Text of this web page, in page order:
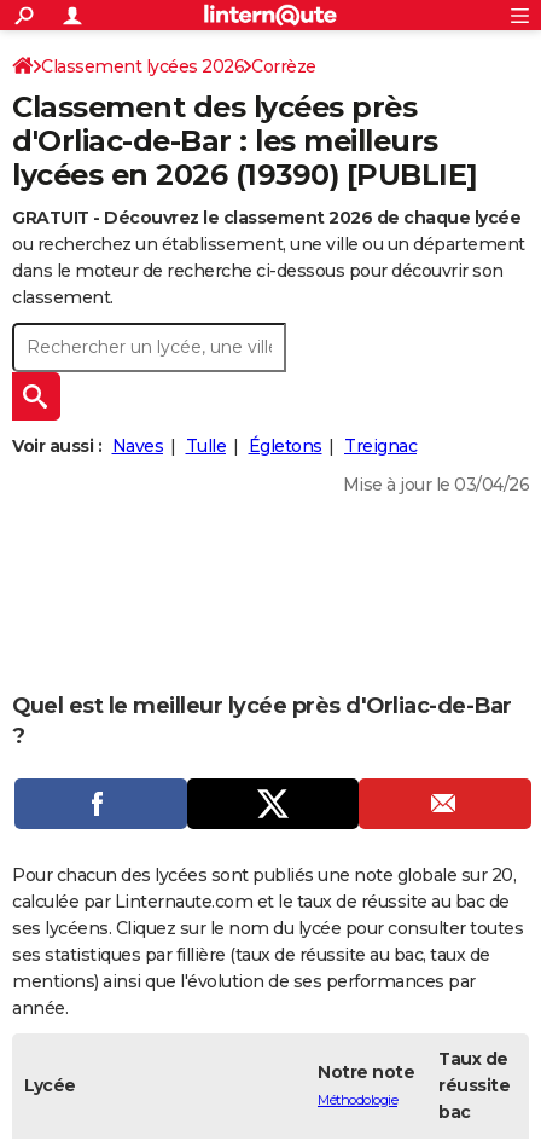
ACTUALITÉS
Politique
Société
Faits Divers
Education
Monde
Villes
+
SPORT
Coupe du monde 2026
Football
Tennis
Cyclisme
Rugby
Forum
CULTURE
Programme TV
TNT
Streaming
Cinéma
Sorties cinéma
Musique
+FINANCE
Retraite
Impôts
Epargne
Immobilier
Risques naturels par ville
Banque
Assurance
Crédit
AUTO
Essais
Réserver un essai
Citadines
Berlines
SUV
Forum auto
+
HIGH-TECH
BRICOLAGE
Forum
Aménagement intérieur
Extérieur
Cuisine
Salle de bains
Jardinage
Rangement
+WEEK-END
Guides de France
Escapades
Patrimoine
Expositions
Musées
Week-end nature
+
LIFESTYLE
CARTE DE VOEUX
Dictionnaire
Biographies
Expressions
Proverbes
PROGRAMME TV
COPAINS D'AVANT
S'inscrire
Se connecter
Lycées
Collèges
Primaires
Universités
Entreprises
Service militaire
Avis de recherche
AVIS DE DÉCÈS
FORUM
Bricolage
Lifestyle
Culture
Sport
Auto
Television
Voyage
Cinema
S'inscrire
Connexion
Classement lycées 2026 Corrèze
Classement des lycées près
d'Orliac-de-Bar : les meilleurs
lycées en 2026 (19390) [PUBLIE]
GRATUIT - Découvrez le classement 2026 de chaque lycée
ou recherchez un établissement, une ville ou un département
dans le moteur de recherche ci-dessous pour découvrir son
classement.
Voir aussi : Naves Tulle Égletons
Treignac
Mise à jour le 03/04/26
Quel est le meilleur lycée près d'Orliac-de-Bar
?
Pour chacun des lycées sont publiés une note globale sur 20,
calculée par Linternaute.com et le taux de réussite au bac de
ses lycéens. Cliquez sur le nom du lycée pour consulter toutes
ses statistiques par fillière (taux de réussite au bac, taux de
mentions) ainsi que l'évolution de ses performances par
année.
Lycée
Notre note
Méthodologie
Taux de
réussite
bac